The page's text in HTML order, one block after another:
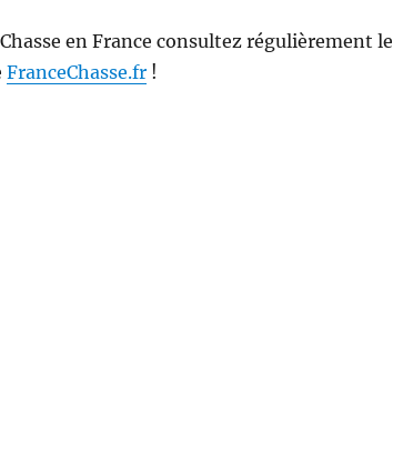
en France consultez régulièrement le
FranceChasse.fr!